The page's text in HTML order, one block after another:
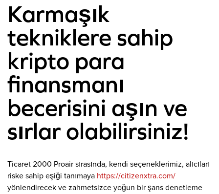
Karmaşık
tekniklere sahip
kripto para
finansmanı
becerisini aşın ve
sırlar olabilirsiniz!
Ticaret 2000 Proair sırasında, kendi seçeneklerimiz, alıcıları
riske sahip eşiği tanımaya https://citizenxtra.com/
yönlendirecek ve zahmetsizce yoğun bir şans denetleme